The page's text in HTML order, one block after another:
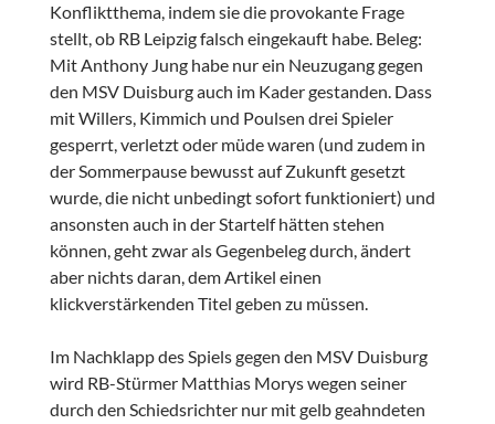
Konfliktthema, indem sie die provokante Frage
stellt, ob RB Leipzig falsch eingekauft habe. Beleg:
Mit Anthony Jung habe nur ein Neuzugang gegen
den MSV Duisburg auch im Kader gestanden. Dass
mit Willers, Kimmich und Poulsen drei Spieler
gesperrt, verletzt oder müde waren (und zudem in
der Sommerpause bewusst auf Zukunft gesetzt
wurde, die nicht unbedingt sofort funktioniert) und
ansonsten auch in der Startelf hätten stehen
können, geht zwar als Gegenbeleg durch, ändert
aber nichts daran, dem Artikel einen
klickverstärkenden Titel geben zu müssen.
Im Nachklapp des Spiels gegen den MSV Duisburg
wird RB-Stürmer Matthias Morys wegen seiner
durch den Schiedsrichter nur mit gelb geahndeten